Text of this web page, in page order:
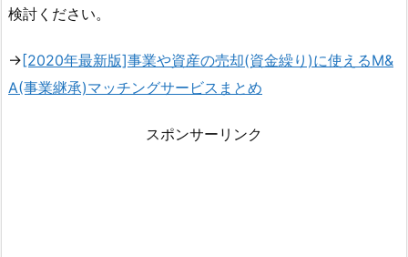
検討ください。
→[2020年最新版]事業や資産の売却(資金繰り)に使えるM&
A(事業継承)マッチングサービスまとめ
スポンサーリンク